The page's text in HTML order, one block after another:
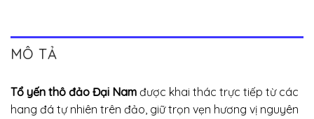
MÔ TẢ
Tổ yến thô đảo Đại Nam được khai thác trực tiếp từ các
hang đá tự nhiên trên đảo, giữ trọn vẹn hương vị nguyên